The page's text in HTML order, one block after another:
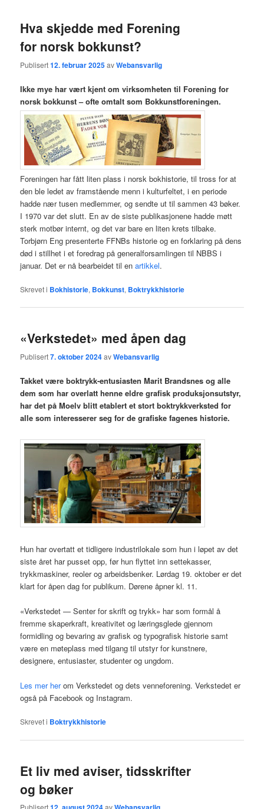
Hva skjedde med Forening
for norsk bokkunst?
Publisert12. februar 2025avWebansvarlig
Ikke mye har vært kjent om virksomheten til Forening for
norsk bokkunst – ofte omtalt som Bokkunstforeningen.
Foreningen har fått liten plass i norsk bokhistorie, til tross for at
den ble ledet av framstående menn i kulturfeltet, i en periode
hadde nær tusen medlemmer, og sendte ut til sammen 43 bøker.
I 1970 var det slutt. En av de siste publikasjonene hadde møtt
sterk motbør internt, og det var bare en liten krets tilbake.
Torbjørn Eng presenterte FFNBs historie og en forklaring på dens
død i stillhet i et foredrag på generalforsamlingen til NBBS i
januar. Det er nå bearbeidet til enartikkel.
Skrevet i Bokhistorie, Bokkunst, Boktrykkhistorie
«Verkstedet» med åpen dag
Publisert7. oktober 2024avWebansvarlig
Takket være boktrykk-entusiasten Marit Brandsnes og alle
dem som har overlatt henne eldre grafisk produksjonsutstyr,
har det på Moelv blitt etablert et stort boktrykkverksted for
alle som interesserer seg for de grafiske fagenes historie.
Hun har overtatt et tidligere industrilokale som hun i løpet av det
siste året har pusset opp, før hun flyttet inn settekasser,
trykkmaskiner, reoler og arbeidsbenker. Lørdag 19. oktober er det
klart for åpen dag for publikum. Dørene åpner kl. 11.
«Verkstedet — Senter for skrift og trykk» har som formål å
fremme skaperkraft, kreativitet og læringsglede gjennom
formidling og bevaring av grafisk og typografisk historie samt
være en møteplass med tilgang til utstyr for kunstnere,
designere, entusiaster, studenter og ungdom.
Les mer herom Verkstedet og dets venneforening. Verkstedet er
også på Facebook og Instagram.
Skrevet i Boktrykkhistorie
Et liv med aviser, tidsskrifter
og bøker
Publisert av